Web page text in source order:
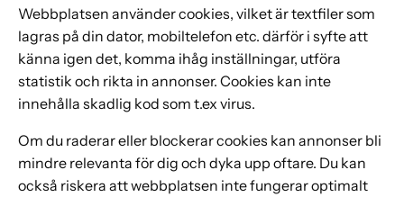
Webbplatsen använder cookies, vilket är textfiler som
lagras på din dator, mobiltelefon etc. därför i syfte att
känna igen det, komma ihåg inställningar, utföra
statistik och rikta in annonser. Cookies kan inte
innehålla skadlig kod som t.ex virus.
Om du raderar eller blockerar cookies kan annonser bli
mindre relevanta för dig och dyka upp oftare. Du kan
också riskera att webbplatsen inte fungerar optimalt